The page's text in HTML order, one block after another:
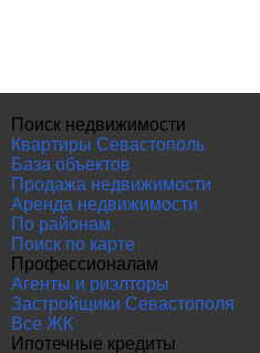
Поиск недвижимости
Квартиры Севастополь
База объектов
Продажа недвижимости
Аренда недвижимости
По районам
Поиск по карте
Профессионалам
Агенты и риэлторы
Застройщики Севастополя
Все ЖК
Ипотечные кредиты